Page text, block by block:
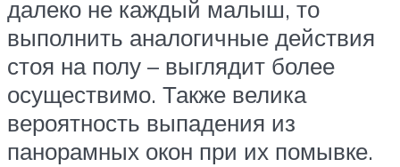
далеко не каждый малыш, то
выполнить аналогичные действия
стоя на полу – выглядит более
осуществимо. Также велика
вероятность выпадения из
панорамных окон при их помывке.